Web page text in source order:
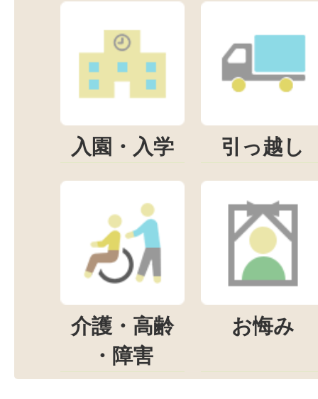
入園・入学 引っ越し
介護・高齢
・障害
お悔み